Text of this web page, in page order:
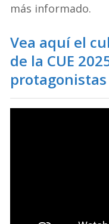
más informado.
Vea aquí el
de la CUE
protagonistas